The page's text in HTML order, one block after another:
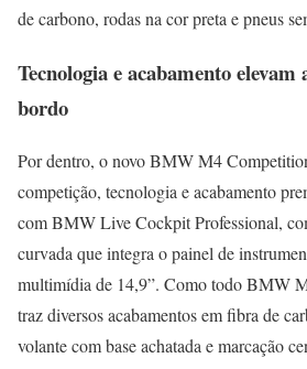
de carbono, rodas na cor preta e pneus
Tecnologia e acabamento elevam
bordo
Por dentro, o novo BMW M4
competição, tecnologia e acabamento
com BMW Live Cockpit Professional,
curvada que integra o painel de
multimídia de 14,9”. Como todo BMW
traz diversos acabamentos em fibra de
volante com base achatada e marcação